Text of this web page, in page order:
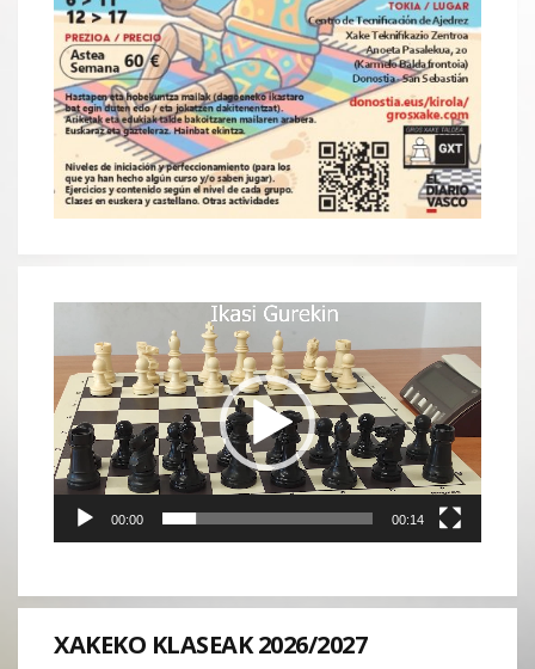
de
vídeo
00:00 00:14
XAKEKO KLASEAK 2026/2027